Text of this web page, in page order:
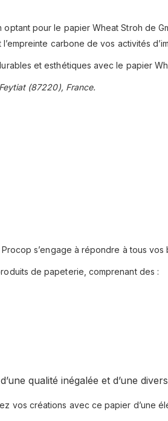
optant pour le papier Wheat Stroh de
carbone de vos activités
et esthétiques avec le papier
(87220), France.
s’engage à répondre à tous vos
de papeterie, comprenant des :
qualité inégalée et d’une
vos créations avec ce papier d’une